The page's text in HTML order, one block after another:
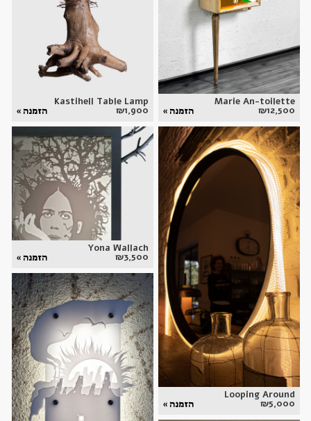
Marie An-toilette
₪12,500 הזמנה »
Kastihell Table Lamp
₪1,900 הזמנה »
Looping Around
₪5,000 הזמנה »
Yona Wallach
₪3,500 הזמנה »